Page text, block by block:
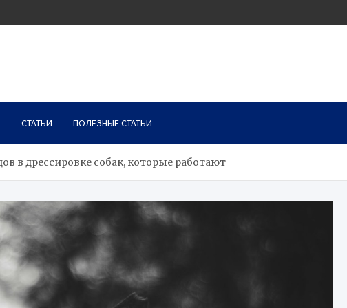
СТАТЬИ ПОЛЕЗНЫЕ СТАТЬИ
в дрессировке собак, которые работают